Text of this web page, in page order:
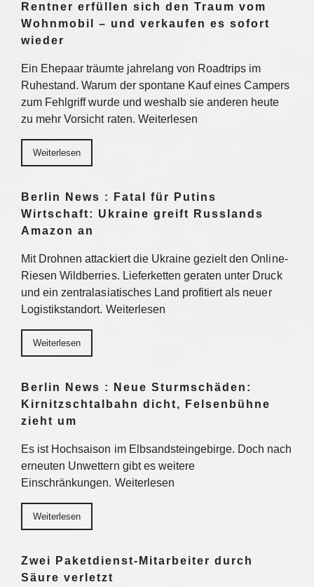
Rentner erfüllen sich den Traum vom
Wohnmobil – und verkaufen es sofort
wieder
Ein Ehepaar träumte jahrelang von Roadtrips im
Ruhestand. Warum der spontane Kauf eines Campers
zum Fehlgriff wurde und weshalb sie anderen heute
zu mehr Vorsicht raten. Weiterlesen
Weiterlesen
Berlin News : Fatal für Putins
Wirtschaft: Ukraine greift Russlands
Amazon an
Mit Drohnen attackiert die Ukraine gezielt den Online-
Riesen Wildberries. Lieferketten geraten unter Druck
und ein zentralasiatisches Land profitiert als neuer
Logistikstandort. Weiterlesen
Weiterlesen
Berlin News : Neue Sturmschäden:
Kirnitzschtalbahn dicht, Felsenbühne
zieht um
Es ist Hochsaison im Elbsandsteingebirge. Doch nach
erneuten Unwettern gibt es weitere
Einschränkungen. Weiterlesen
Weiterlesen
Zwei Paketdienst-Mitarbeiter durch
Säure verletzt